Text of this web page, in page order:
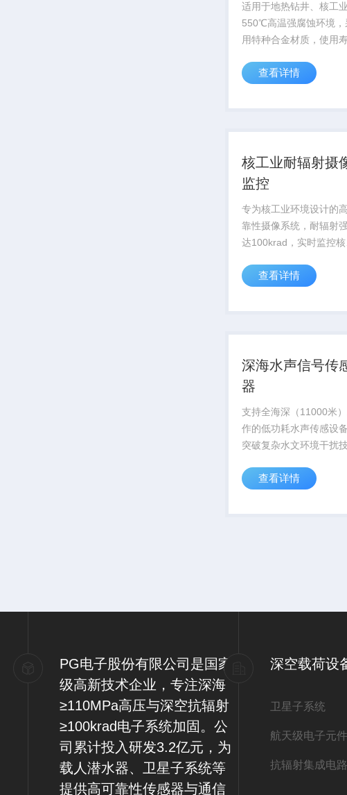
适用于地热钻井、核工
550℃高温强腐蚀环境，
用特种合金材质，使用寿
子模拟器官网获取...
查看详情
核工业耐辐射摄
监控
专为核工业环境设计的
靠性摄像系统，耐辐射
达100krad，实时监控核
安全运行
查看详情
深海水声信号传
器
支持全海深（11000米
作的低功耗水声传感设备
突破复杂水文环境干扰
达-180dB，为海洋科考
查看详情
PG电子股份有限公司是国家
级高新技术企业，专注深海
≥110MPa高压与深空抗辐射
≥100krad电子系统加固。公
司累计投入研发3.2亿元，为
载人潜水器、卫星子系统等
提供高可靠性传感器与通信
深空载荷设
卫星子系统
航天级电子元件
抗辐射集成电路